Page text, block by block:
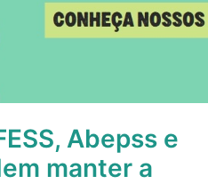
Abepss e
manter a